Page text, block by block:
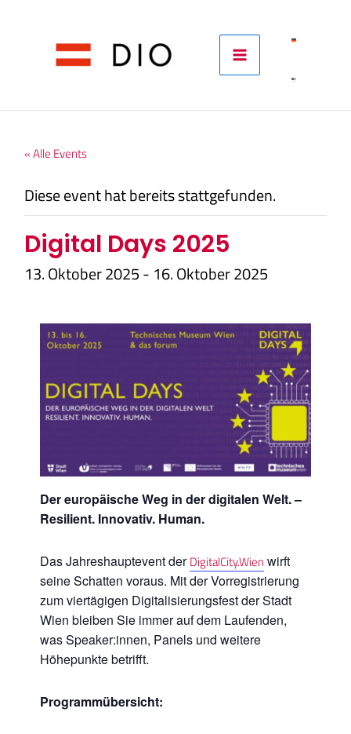
« Alle Events
Diese event hat bereits stattgefunden.
Digital Days 2025
13. Oktober 2025- 16. Oktober 2025
Der europäische Weg in der digitalen Welt. –
Resilient. Innovativ. Human.
Das Jahreshauptevent derDigitalCity.Wien wirft
seine Schatten voraus. Mit der Vorregistrierung
zum viertägigen Digitalisierungsfest der Stadt
Wien bleiben Sie immer auf dem Laufenden,
was Speaker:innen, Panels und weitere
Höhepunkte betrifft.
Programmübersicht: